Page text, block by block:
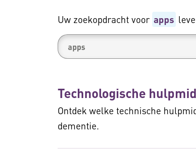
Uw zoekopdracht voor apps
Technologische
Ontdek welke technische
dementie.